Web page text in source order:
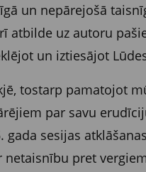
un nepārejošā
atbilde uz autoru
un iztiesājot
tostarp pamatojot
par savu
sesijas
pret